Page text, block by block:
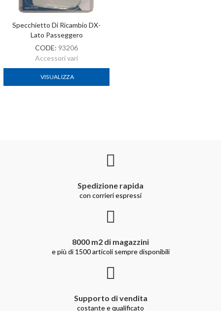
Specchietto Di Ricambio DX-
Lato Passeggero
CODE: 93206
Accessori vari
VISUALIZZA
Spedizione rapida
con corrieri espressi
8000 m2 di magazzini
e più di 1500 articoli sempre disponibili
Supporto di vendita
costante e qualificato